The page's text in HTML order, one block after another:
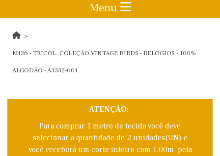
Menu
MI26 - TRICOL. COLEÇÃO VINTAGE BIRDS - RELOGIOS - 100%
ALGODÃO - A3332-001
ATENÇÃO:
Para comprar 1 metro de tecido você deve
selecionar a quantidade de 2 unidades(UN) e
você receberá um corte inteiro com 1,00m pela